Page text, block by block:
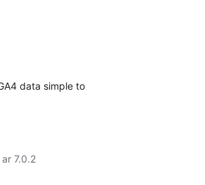
data simple to
7.0.2